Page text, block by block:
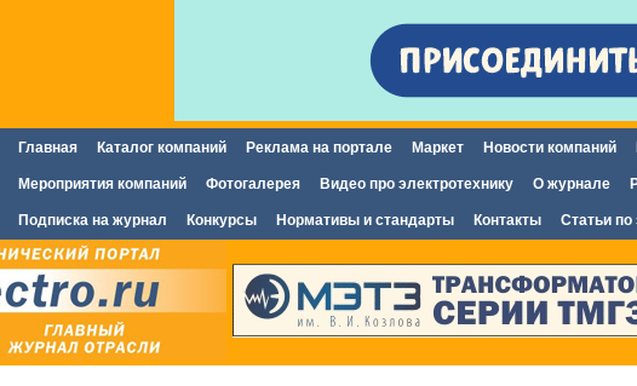
содержанию
Главное меню
Главная Каталог компаний Реклама на портале Маркет Новости компаний
Мероприятия компаний Фотогалерея Видео про электротехнику О журнале
Подписка на журнал Конкурсы Нормативы и стандарты Контакты Статьи по